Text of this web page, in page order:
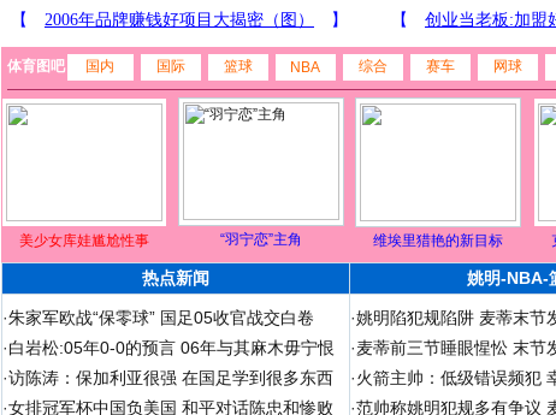
体育图吧 国内 国际 篮球 NBA 综合 赛车 网球
美少女库娃尴尬性事 “羽宁恋”主角 维埃里猎艳的新目标
热点新闻 姚明-NBA-
·朱家军欧战“保零球” 国足05收官战交白卷
·白岩松:05年0-0的预言 06年与其麻木毋宁恨
·访陈涛：保加利亚很强 在国足学到很多东西
·女排冠军杯中国负美国 和平对话陈忠和惨败
·姚明陷犯规陷阱 麦蒂末节
·麦蒂前三节睡眼惺忪 末节
·火箭主帅：低级错误频犯
·范帅称姚明犯规多有争议